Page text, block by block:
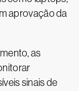
aprovação da
as
sinais de